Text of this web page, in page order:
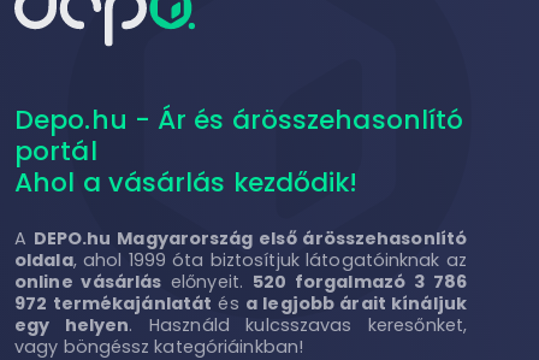
Depo.hu - Ár és árösszehasonlító
portál
Ahol a vásárlás kezdődik!
A DEPO.hu Magyarország első árösszehasonlító
oldala, ahol 1999 óta biztosítjuk látogatóinknak az
online vásárlás előnyeit. 520 forgalmazó 3 786
972 termékajánlatát és a legjobb árait kínáljuk
egy helyen. Használd kulcsszavas keresőnket,
vagy böngéssz kategóriáinkban!